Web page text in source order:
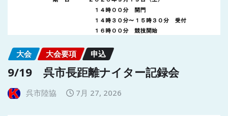
大会 大会要項 申込
9/19 呉市長距離ナイター記録会
呉市陸協 7月 27, 2026